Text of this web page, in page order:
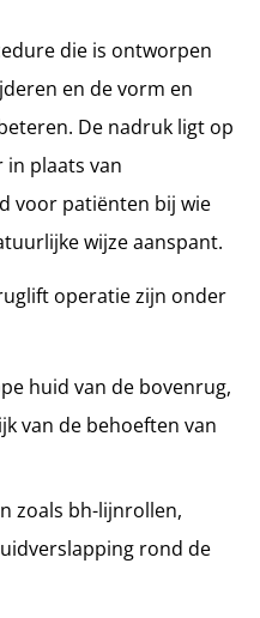
die is ontworpen
en de vorm en
De nadruk ligt op
plaats van
voor patiënten bij wie
wijze aanspant.
operatie zijn onder
huid van de bovenrug,
van de behoeften van
zoals bh-lijnrollen,
rond de